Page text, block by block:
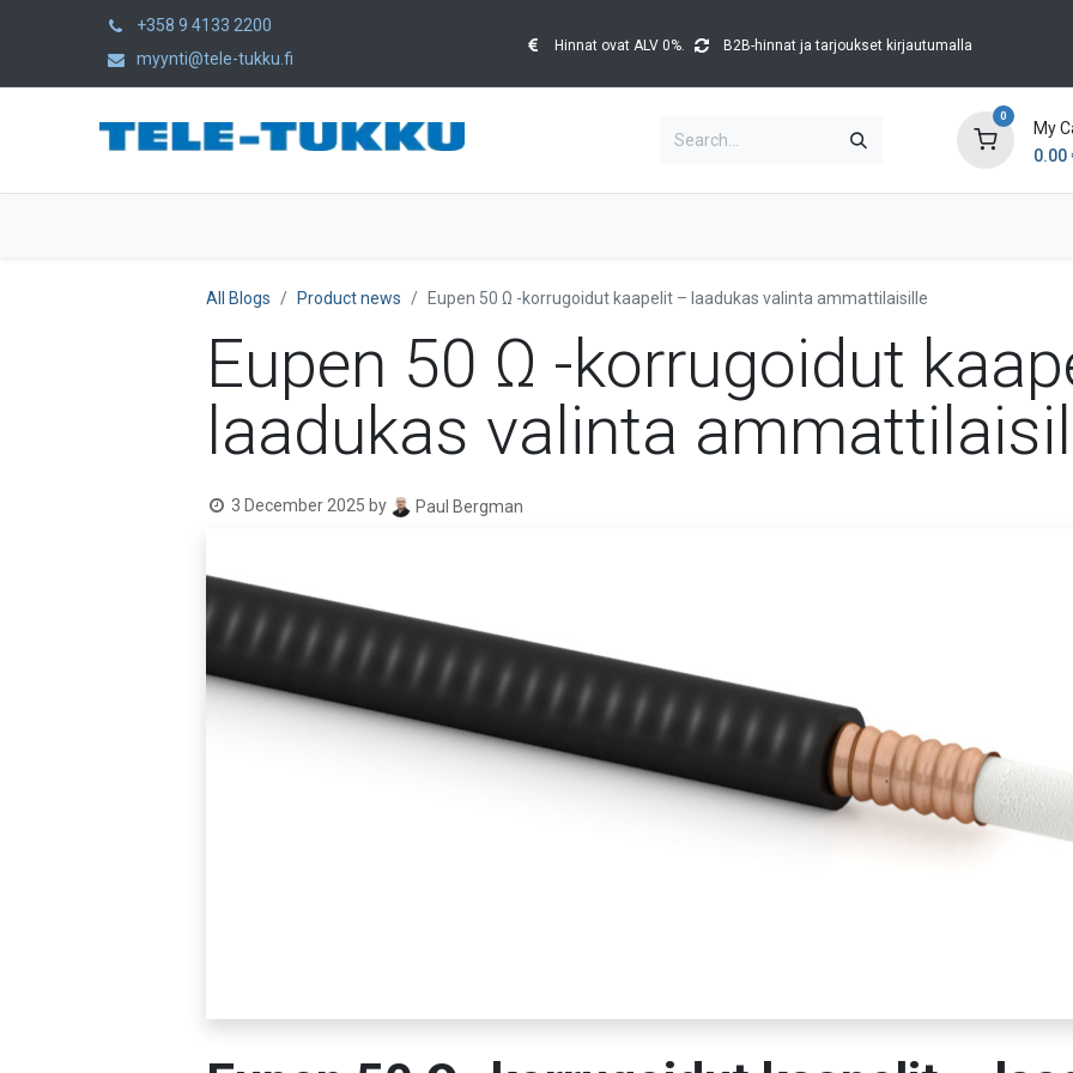
+358 9 4133 2200
myynti@tele-tukku.fi
Hinnat ovat ALV 0%. B2B-hinnat ja tarjoukset kirjautumalla
0
My
0.00
All Blogs Product news Eupen 50 Ω -korrugoidut kaapelit – laadukas valinta ammattilaisille
Eupen 50 Ω -korrugoidut
laadukas valinta
3 December 2025 by Paul Bergman